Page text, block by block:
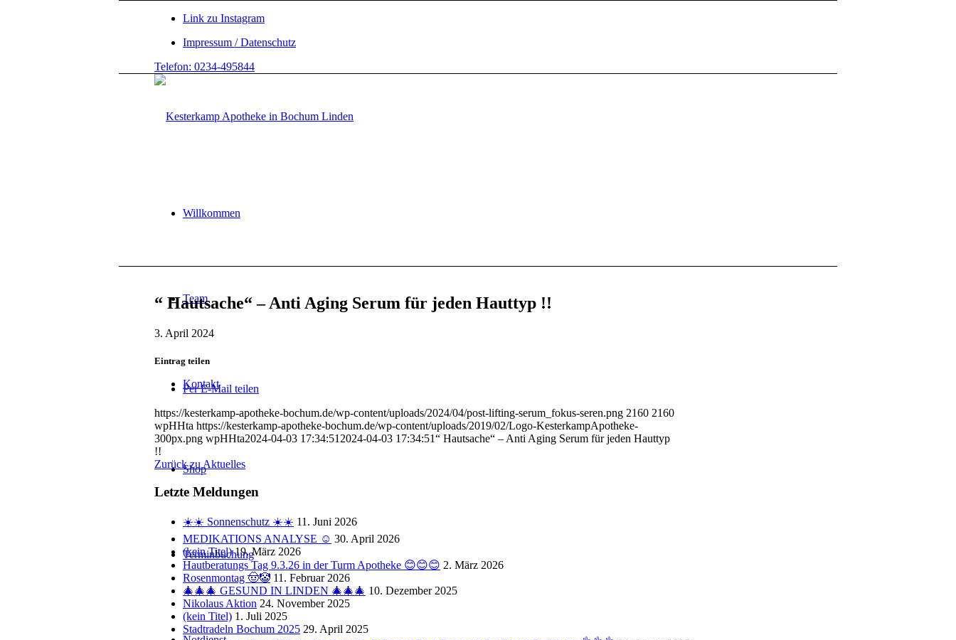
Link zu Instagram
Impressum / Datenschutz
Telefon: 0234-495844
Willkommen
Team
Kontakt
Shop
Terminbuchung
“ Hautsache“ – Anti Aging Serum für jeden Hauttyp !!
3. April 2024
Eintrag teilen
Per E-Mail teilen
https://kesterkamp-apotheke-bochum.de/wp-content/uploads/2024/04/post-lifting-serum_fokus-seren.png 2160 2160
wpHHta https://kesterkamp-apotheke-bochum.de/wp-content/uploads/2019/02/Logo-KesterkampApotheke-
300px.png wpHHta2024-04-03 17:34:51 2024-04-03 17:34:51“ Hautsache“ – Anti Aging Serum für jeden Hauttyp
!!
Zurück zu Aktuelles
Letzte Meldungen
☀️☀️ Sonnenschutz ☀️☀️ 11. Juni 2026
MEDIKATIONS ANALYSE ☺️ 30. April 2026
(kein Titel) 19. März 2026
Hautberatungs Tag 9.3.26 in der Turm Apotheke 😊😊😊 2. März 2026
Rosenmontag 🤠🤡 11. Februar 2026
🎄🎄🎄 GESUND IN LINDEN 🎄🎄🎄 10. Dezember 2025
Nikolaus Aktion 24. November 2025
(kein Titel) 1. Juli 2025
Stadtradeln Bochum 2025 29. April 2025